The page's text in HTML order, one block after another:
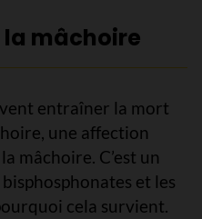
la mâchoire
entraîner la mort
une affection
mâchoire. C’est un
et les
cela survient.